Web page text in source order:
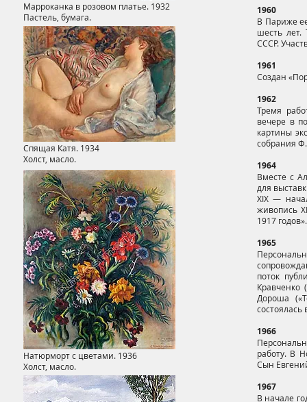
Марроканка в розовом платье. 1932
Пастель, бумага.
Спящая Катя. 1934
Холст, масло.
Натюрморт с цветами. 1936
Холст, масло.
1960
В Париже
шесть лет.
СССР.
1961
Создан
1962
Тремя
вечере в
картины
собрания
1964
Вместе с
для
XIX —
живопись
1917 годов».
1965
поток
Кравченко
Дороша
1966
работу. В
Сын
1967
В начале